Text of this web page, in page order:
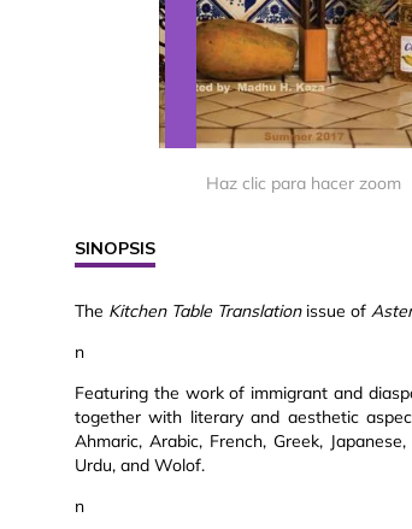
Haz clic para hacer zoom
SINOPSIS
The Kitchen Table Translationissue of
n
Featuring the work of immigrant and
together with literary and aesthetic
Ahmaric, Arabic, French, Greek,
Urdu, and Wolof.
n